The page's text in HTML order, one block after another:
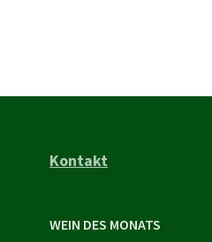
Kontakt
WEIN DES MONATS